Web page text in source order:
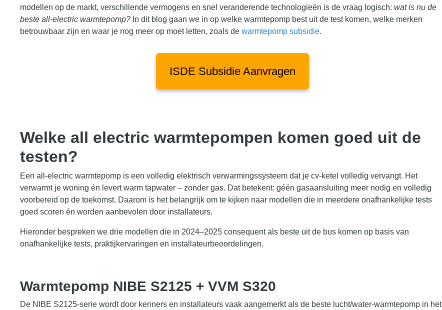
modellen op de markt, verschillende vermogens en snel veranderende technologieën is de vraag logisch: wat is nu de
beste all-electric warmtepomp? In dit blog gaan we in op welke warmtepomp best uit de test komen, welke merken
betrouwbaar zijn en waar je nog meer op moet letten, zoals de warmtepomp subsidie.
ISDE Subsidie Aanvragen
Welke all electric warmtepompen komen goed uit de
testen?
Een all-electric warmtepomp is een volledig elektrisch verwarmingssysteem dat je cv-ketel volledig vervangt. Het
verwarmt je woning én levert warm tapwater – zonder gas. Dat betekent: géén gasaansluiting meer nodig en volledig
voorbereid op de toekomst. Daarom is het belangrijk om te kijken naar modellen die in meerdere onafhankelijke tests
goed scoren én worden aanbevolen door installateurs.
Hieronder bespreken we drie modellen die in 2024–2025 consequent als beste uit de bus komen op basis van
onafhankelijke tests, praktijkervaringen en installateurbeoordelingen.
Warmtepomp NIBE S2125 + VVM S320
De NIBE S2125-serie wordt door kenners en installateurs vaak aangemerkt als de beste lucht/water-warmtepomp in het